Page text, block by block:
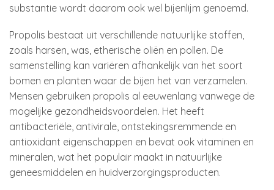
substantie wordt daarom ook wel bijenlijm genoemd.
Propolis bestaat uit verschillende natuurlijke stoffen,
zoals harsen, was, etherische oliën en pollen. De
samenstelling kan variëren afhankelijk van het soort
bomen en planten waar de bijen het van verzamelen.
Mensen gebruiken propolis al eeuwenlang vanwege de
mogelijke gezondheidsvoordelen. Het heeft
antibacteriële, antivirale, ontstekingsremmende en
antioxidant eigenschappen en bevat ook vitaminen en
mineralen, wat het populair maakt in natuurlijke
geneesmiddelen en huidverzorgingsproducten.